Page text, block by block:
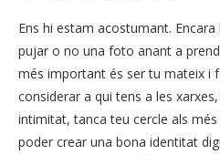
Ens hi estam acostumant.
pujar o no una foto anant a
més important és ser tu mateix i
considerar a qui tens a les
intimitat, tanca teu cercle als
poder crear una bona identitat